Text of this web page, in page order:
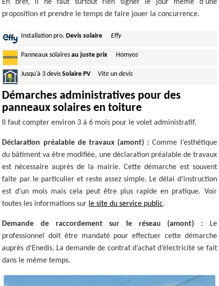
En bref, il ne faut surtout rien signer le jour même d’une
proposition et prendre le temps de faire jouer la concurrence.
Installation pro.Devis solaire Effy
Panneauxsolairesau juste prix Homyos
Jusqu'à 3 devisSolaire PV Vite un devis
Démarches administratives pour des
panneaux solaires en toiture
Il faut compter environ 3 à 6 mois pour le volet administratif.
Déclaration préalable de travaux (amont) : Comme l’esthétique
du bâtiment va être modifiée, une déclaration préalable de travaux
est nécessaire auprès de la mairie. Cette démarche est souvent
faite par le particulier et reste assez simple. Le délai d’instruction
est d’un mois mais cela peut être plus rapide en pratique. Voir
toutes les informations sur le site du service public.
Demande de raccordement sur le réseau (amont) :Le
professionnel doit être mandaté pour effectuer cette démarche
auprès d’Enedis. La demande de contrat d’achat d’électricité se fait
dans le même temps.